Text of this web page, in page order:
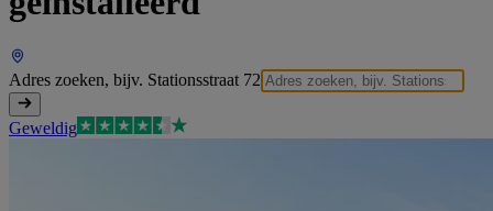
Adres zoeken, bijv. Stationsstraat 72
Geweldig